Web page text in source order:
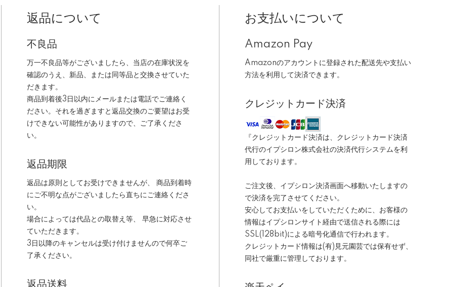
返品について
不良品
万一不良品等がございましたら、当店の在庫状況を
確認のうえ、新品、または同等品と交換させていた
だきます。
商品到着後3日以内にメールまたは電話でご連絡く
ださい。それを過ぎますと返品交換のご要望はお受
けできない可能性がありますので、ご了承くださ
い。
返品期限
返品は原則としてお受けできませんが、 商品到着時
にご不明な点がございましたら直ちにご連絡くださ
い。
場合によっては代品との取替え等、 早急に対応させ
ていただきます。
3日以降のキャンセルは受け付けませんので何卒ご
了承ください。
返品送料
お支払いについて
Amazon Pay
Amazonのアカウントに登録された配送先や支払い
方法を利用して決済できます。
クレジットカード決済
『クレジットカード決済は、クレジットカード決済
代行のイプシロン株式会社の決済代行システムを利
用しております。
ご注文後、イプシロン決済画面へ移動いたしますの
で決済を完了させてください。
安心してお支払いをしていただくために、お客様の
情報はイプシロンサイト経由で送信される際には
SSL(128bit)による暗号化通信で行われます。
クレジットカード情報は(有)見元園芸では保有せず、
同社で厳重に管理しております。